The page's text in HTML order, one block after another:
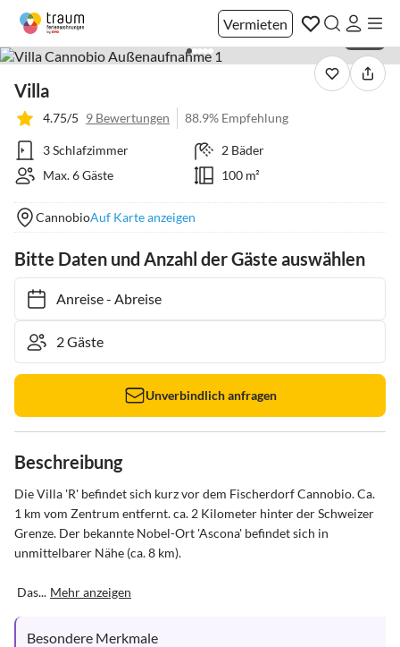
Vermieten
Villa
4.75/5 9 Bewertungen 88.9% Empfehlung
3 Schlafzimmer
2 Bäder
Max. 6 Gäste
100 m²
CannobioAuf Karte anzeigen
Bitte Daten und Anzahl der Gäste auswählen
Anreise- Abreise
Unverbindlich anfragen
Beschreibung
Die Villa 'R' befindet sich kurz vor dem Fischerdorf Cannobio. Ca.
1 km vom Zentrum entfernt. ca. 2 Kilometer hinter der Schweizer
Grenze. Der bekannte Nobel-Ort 'Ascona' befindet sich in
unmittelbarer Nähe (ca. 8 km).
Das... Mehr anzeigen
Besondere Merkmale